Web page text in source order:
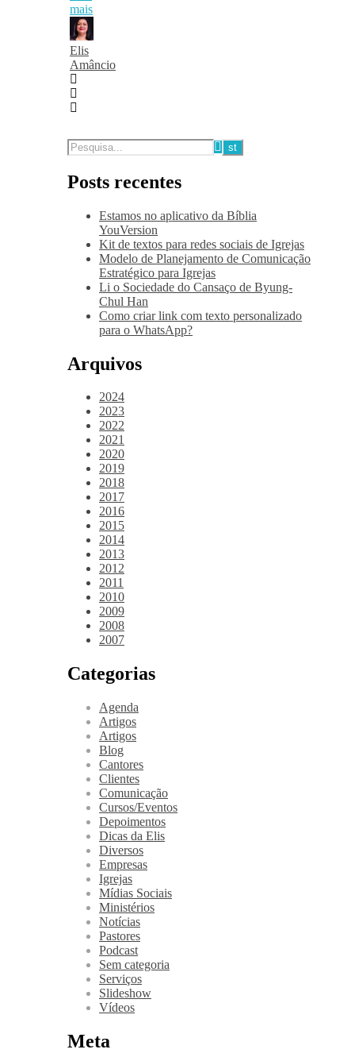
mais
Elis
Amâncio
Posts recentes
Estamos no aplicativo da Bíblia
YouVersion
Kit de textos para redes sociais de Igrejas
Modelo de Planejamento de Comunicação
Estratégico para Igrejas
Li o Sociedade do Cansaço de Byung-
Chul Han
Como criar link com texto personalizado
para o WhatsApp?
Arquivos
2024
2023
2022
2021
2020
2019
2018
2017
2016
2015
2014
2013
2012
2011
2010
2009
2008
2007
Categorias
Agenda
Artigos
Artigos
Blog
Cantores
Clientes
Comunicação
Cursos/Eventos
Depoimentos
Dicas da Elis
Diversos
Empresas
Igrejas
Mídias Sociais
Ministérios
Notícias
Pastores
Podcast
Sem categoria
Serviços
Slideshow
Vídeos
Meta